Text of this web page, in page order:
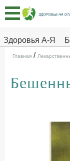
Здоровья А-Я
Главная
Тесты
Про
ДЕТЯМ
Главная /